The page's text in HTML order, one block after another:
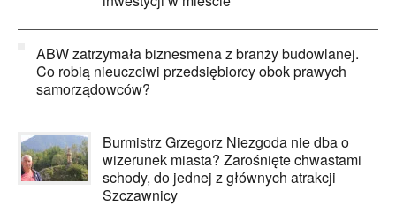
ABW zatrzymała biznesmena z branży budowlanej.
Co robią nieuczciwi przedsiębiorcy obok prawych
samorządowców?
Burmistrz Grzegorz Niezgoda nie dba o
wizerunek miasta? Zarośnięte chwastami
schody, do jednej z głównych atrakcji
Szczawnicy